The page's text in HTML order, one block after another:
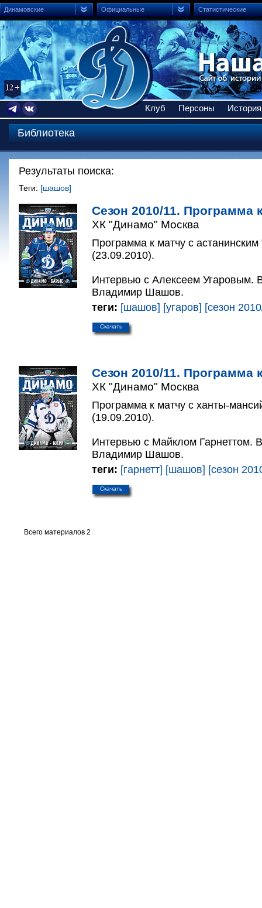
Динамовские Официальные Статистические
Клуб Персоны История
Библиотека
Результаты поиска:
Теги: [шашов]
Сезон 2010/11. Программа
ХК "Динамо" Москва
Программа к матчу с
(23.09.2010).
Интервью с Алексеем Угаровым.
Владимир Шашов.
теги: [шашов] [угаров] [сезон
Скачать
Сезон 2010/11. Программа
ХК "Динамо" Москва
Программа к матчу с ханты-
(19.09.2010).
Интервью с Майклом Гарнеттом.
Владимир Шашов.
теги: [гарнетт] [шашов] [сезон
Скачать
Всего материалов 2